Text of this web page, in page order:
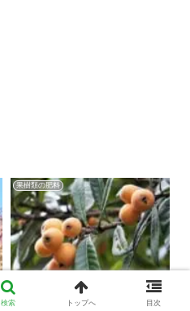
果樹類の肥料
びわ（ビワ）の木に肥料は
検索 トップへ 目次